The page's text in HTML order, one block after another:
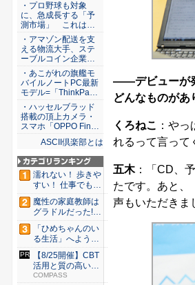
――デビューが
どんなものがあ
くろねこ
：や
れるって言って
五木：「CD、
たです。あと、
声もいただきま
・プロ野球も対象
に、急成長する「予
測市場」 これは…
・アマゾン配送を支
える物流大手、ステ
ーブルコイン企業…
・あこがれの旗艦モ
バイルノートPC最新
モデル=「ThinkPa…
・ハッセルブラッド
搭載の頂上カメラ・
スマホ「OPPO Fin…
ASCII倶楽部とは
濡れない！ 歩きや
すい！ 仕事でも履
ける...
魔性の家庭教師は
グラドルだった!?
村雨...
「ひめちゃんのい
る生活」へようこ
そ！ 「...
【8/25開催】CBT
活用と質の高い探
究...
COMPASS